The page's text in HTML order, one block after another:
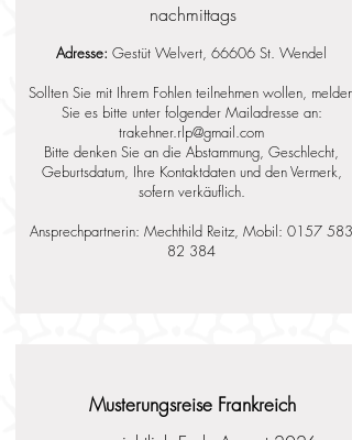
nachmittags
Adresse: Gestüt Welvert, 66606 St. Wendel
Sollten Sie mit Ihrem Fohlen teilnehmen wollen, melden
Sie es bitte unter folgender Mailadresse an:
trakehner.rlp@gmail.com
Bitte denken Sie an die Abstammung, Geschlecht,
Geburtsdatum, Ihre Kontaktdaten und den Vermerk,
sofern verkäuflich.
Ansprechpartnerin: Mechthild Reitz, Mobil: 0157 583
82 384
Musterungsreise Frankreich